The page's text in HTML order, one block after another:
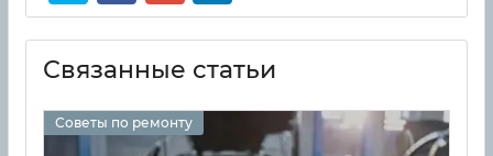
Связанные статьи
Советы по ремонту